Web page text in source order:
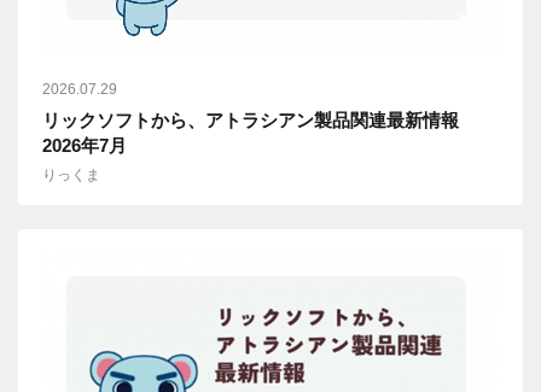
2026.07.29
リックソフトから、アトラシアン製品関連最新情報
2026年7月
りっくま